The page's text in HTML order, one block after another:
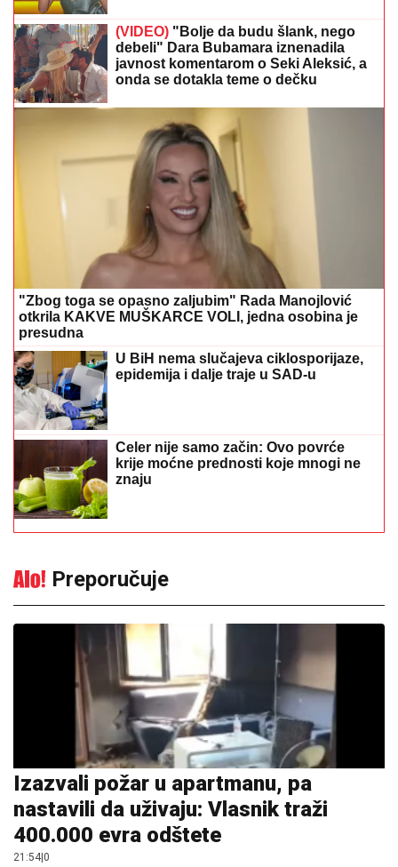
(VIDEO) "Bolje da budu šlank, nego
debeli" Dara Bubamara iznenadila
javnost komentarom o Seki Aleksić, a
onda se dotakla teme o dečku
"Zbog toga se opasno zaljubim" Rada Manojlović
otkrila KAKVE MUŠKARCE VOLI, jedna osobina je
presudna
U BiH nema slučajeva ciklosporijaze,
epidemija i dalje traje u SAD-u
Celer nije samo začin: Ovo povrće
krije moćne prednosti koje mnogi ne
znaju
Preporučuje
Izazvali požar u apartmanu, pa
nastavili da uživaju: Vlasnik traži
400.000 evra odštete
21:54 0